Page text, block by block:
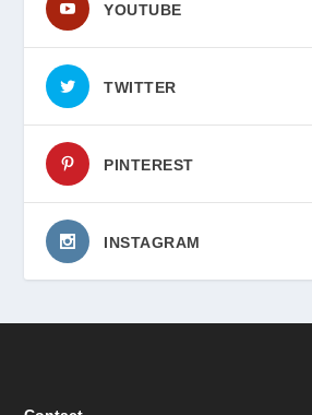
YOUTUBE
TWITTER
PINTEREST
INSTAGRAM